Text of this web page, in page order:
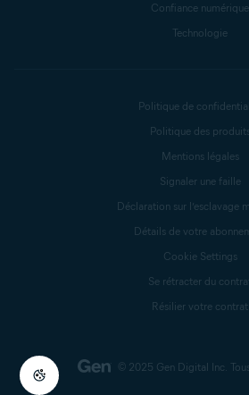
Confiance numérique
Technologie
© 2025 Gen Digital Inc.
Politique de
Politique des
Mentions légales
Signaler une faille
Déclaration sur l’esclavage
Détails de votre
Cookie Settings
Se rétracter du
Résilier votre contrat